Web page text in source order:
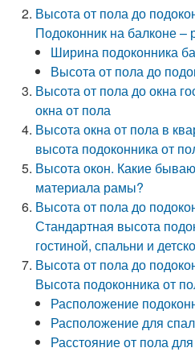
Высота от пола до
Подоконник на балконе –
Ширина подоконника
Высота от пола до
Высота от пола до окна
окна от пола
Высота окна от пола в
высота подоконника от
Высота окон. Какие
материала рамы?
Высота от пола до
Стандартная высота
гостиной, спальни и
Высота от пола до
Высота подоконника от
Расположение
Расположение для
Расстояние от пола